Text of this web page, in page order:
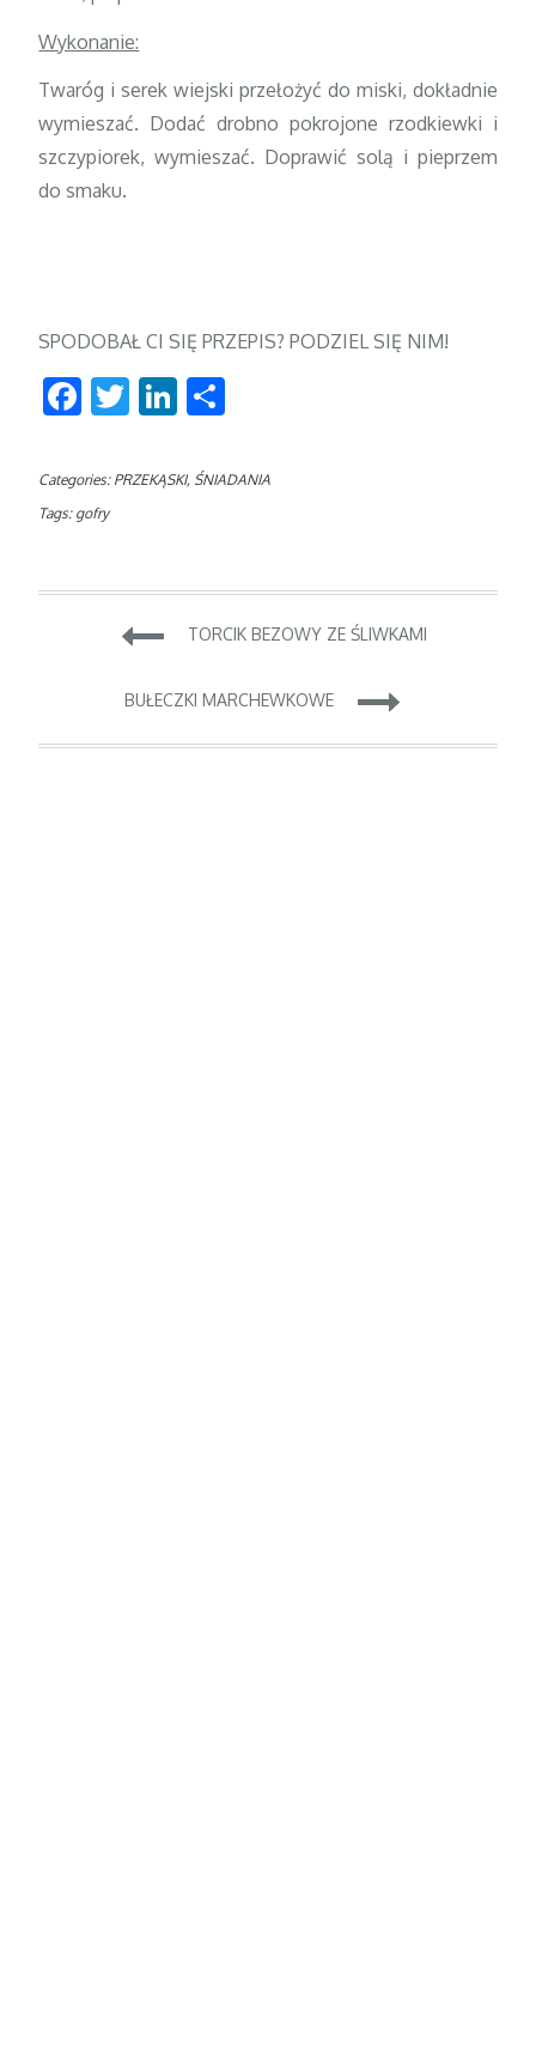
Wykonanie:
Twaróg i serek wiejski przełożyć do miski, dokładnie
wymieszać. Dodać drobno pokrojone rzodkiewki i
szczypiorek, wymieszać. Doprawić solą i pieprzem
do smaku.
SPODOBAŁ CI SIĘ PRZEPIS? PODZIEL SIĘ NIM!
Facebook
TwitterLinkedIn
Categories: PRZEKĄSKI, ŚNIADANIA
Tags: gofry
Zobacz
wpisy
TORCIK BEZOWY ZE ŚLIWKAMI
BUŁECZKI MARCHEWKOWE